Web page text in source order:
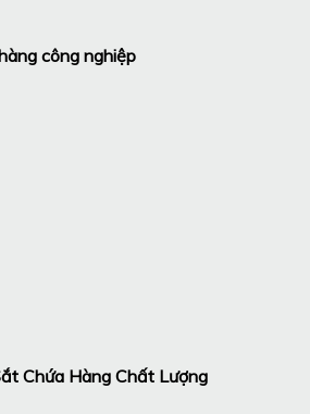
công nghiệp
Chứa Hàng Chất Lượng